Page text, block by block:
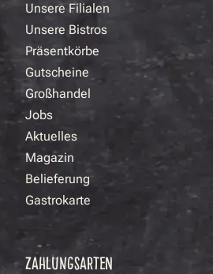
Unsere Filialen
Unsere Bistros
Präsentkörbe
Gutscheine
Großhandel
Jobs
Aktuelles
Magazin
Belieferung
Gastrokarte
ZAHLUNGSARTEN